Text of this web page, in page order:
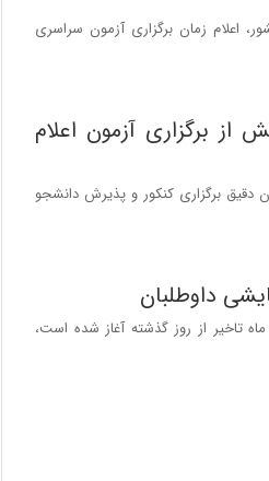
اعلام زمان برگزاری آزمون سراسری
از برگزاری آزمون اعلام
برگزاری کنکور و پذیرش دانشجو
داوطلبان
پس از حدود سه ماه تاخیر از روز گذشته آغاز شده است،